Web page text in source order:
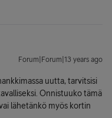
Forum|Forum|13 years ago
uutta, tarvitsisi
Onnistuuko tämä
lähetänkö myös kortin